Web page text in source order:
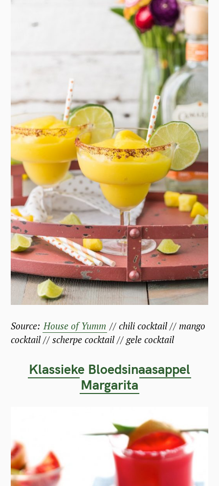
Source: House of Yumm // chili cocktail // mango
cocktail // scherpe cocktail // gele cocktail
Klassieke Bloedsinaasappel
Margarita